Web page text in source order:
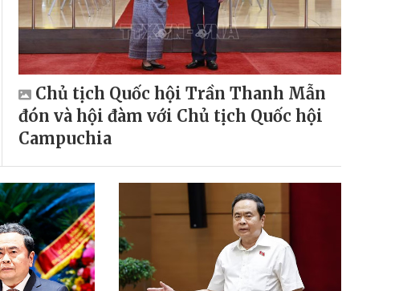
Chủ tịch Quốc hội Trần Thanh Mẫn
đón và hội đàm với Chủ tịch Quốc hội
Campuchia